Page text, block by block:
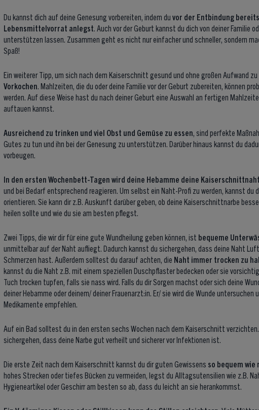
Du kannst dich auf deine Genesung vorbereiten, indem du vor der Entbindung
Lebensmittelvorrat anlegst . Auch vor der Geburt kannst du dich von deiner Familie
unterstützen lassen. Zusammen geht es nicht nur einfacher und schneller, sondern
Spaß!
Ein weiterer Tipp, um sich nach dem Kaiserschnitt gesund und ohne großen Aufwand
Vorkochen . Mahlzeiten, die du oder deine Familie vor der Geburt zubereiten, können
werden. Auf diese Weise hast du nach deiner Geburt eine Auswahl an fertigen
auftauen kannst.
Ausreichend zu trinken und viel Obst und Gemüse zu essen , sind perfekte
Gutes zu tun und ihn bei der Genesung zu unterstützen. Darüber hinaus kannst du
vorbeugen.
In den ersten Wochenbett-Tagen wird deine Hebamme deine
und bei Bedarf entsprechend reagieren. Um selbst ein Naht-Profi zu werden, kannst du
orientieren. Sie kann dir z.B. Auskunft darüber geben, ob deine Kaiserschnittnarbe
heilen sollte und wie du sie am besten pflegst.
Zwei Tipps, die wir dir für eine gute Wundheilung geben können, ist bequeme
unmittelbar auf der Naht aufliegt. Dadurch kannst du sichergehen, dass deine Naht
Schmerzen hast. Außerdem solltest du darauf achten, die Naht immer trocken zu
kannst du die Naht z.B. mit einem speziellen Duschpflaster bedecken oder sie
Tuch trocken tupfen, falls sie nass wird. Falls du dir Sorgen machst oder sich deine
deiner Hebamme oder deinem/ deiner Frauenarzt:in. Er/ sie wird die Wunde untersuchen
Medikamente empfehlen.
Auf ein Bad solltest du in den ersten sechs Wochen nach dem Kaiserschnitt
sichergehen, dass deine Narbe gut verheilt und sicherer vor Infektionen ist.
Die erste Zeit nach dem Kaiserschnitt kannst du dir guten Gewissens so bequem
hohes Strecken oder tiefes Bücken zu vermeiden, legst du Alltagsutensilien wie z.B.
Hygieneartikel oder Geschirr am besten so ab, dass du leicht an sie herankommst.